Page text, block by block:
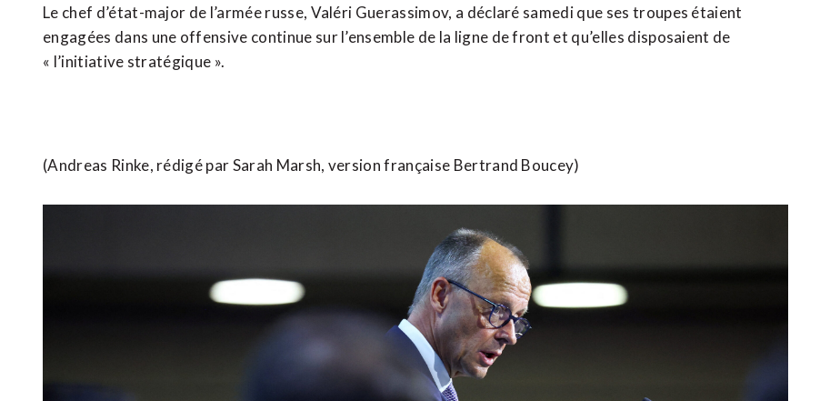
Le chef d’état-major de l’armée russe, Valéri Guerassimov, a déclaré samedi que ses troupes étaient
engagées dans une offensive continue sur l’ensemble de la ligne de front et qu’elles disposaient de
« l’initiative stratégique ».
(Andreas Rinke, rédigé par Sarah Marsh, version française Bertrand Boucey)